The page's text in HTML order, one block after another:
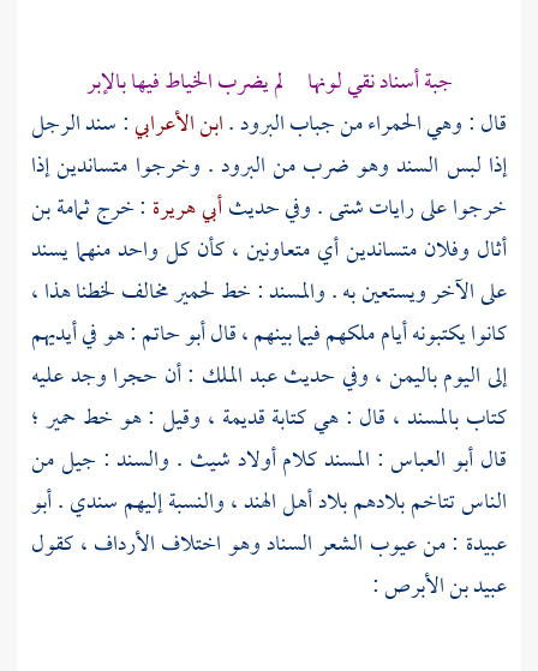
جبة أسناد نقي لونها لم يضرب الخياط فيها بالإبر
قال : وهي الحمراء من جباب البرود .ابن الأعرابي: سند الرجل
إذا لبس السند وهو ضرب من البرود . وخرجوا متساندين إذا
خرجوا على رايات شتى . وفي حديثأبي هريرة : خرجثمامة بن
أثال وفلان متساندين أي متعاونين ، كأن كل واحد منهما يسند
على الآخر ويستعين به . والمسند : خط لحمير مخالف لخطنا هذا ،
كانوا يكتبونه أيام ملكهم فيما بينهم ، قالأبو حاتم: هو في أيديهم
إلى اليومباليمن، وفي حديثعبد الملك : أن حجرا وجد عليه
كتاب بالمسند ، قال : هي كتابة قديمة ، وقيل : هو خط حمير ؛
قالأبو العباس: المسند كلام أولاد شيث . والسند : جيل من
الناس تتاخم بلادهم بلاد أهلالهند، والنسبة إليهم سندي .أبو
عبيدة : من عيوب الشعر السناد وهو اختلاف الأرداف ، كقول
عبيد بن الأبرص: